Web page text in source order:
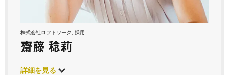
株式会社ロフトワーク, 採用
齋藤 稔莉
詳細を見る